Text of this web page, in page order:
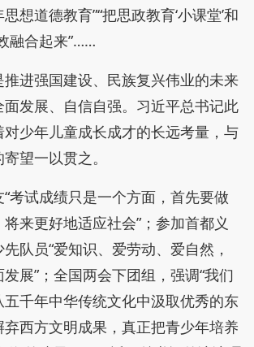
想道德教育”“把思政教育‘小课堂’和
融合起来”……
推进强国建设、民族复兴伟业的未来
发展、自信自强。习近平总书记此
少年儿童成长成才的长远考量，与
望一以贯之。
考试成绩只是一个方面，首先要做
来更好地适应社会”；参加首都义
队员“爱知识、爱劳动、爱自然，
展”；全国两会下团组，强调“我们
千年中华传统文化中汲取优秀的东
西方文明成果，真正把青少年培养